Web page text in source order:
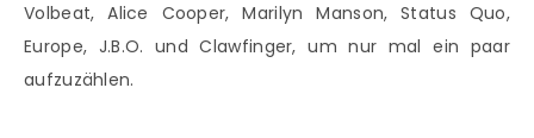
Volbeat, Alice Cooper, Marilyn Manson, Status Quo,
Europe, J.B.O. und Clawfinger, um nur mal ein paar
aufzuzählen.